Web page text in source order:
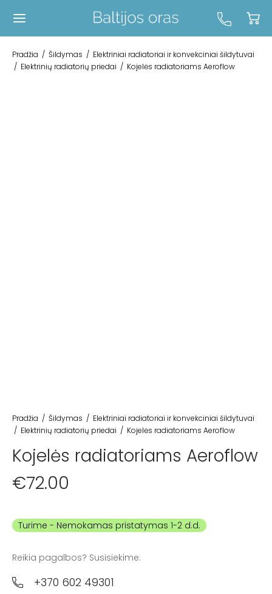
Pradžia / Šildymas / Elektriniai radiatoriai ir konvekciniai šildytuvai
/ Elektrinių radiatorių priedai / Kojelės radiatoriams Aeroflow
Pradžia / Šildymas / Elektriniai radiatoriai ir konvekciniai šildytuvai
/ Elektrinių radiatorių priedai / Kojelės radiatoriams Aeroflow
Kojelės radiatoriams Aeroflow
€72.00
Turime
Reikia pagalbos? Susisiekime:
+370 602 49301